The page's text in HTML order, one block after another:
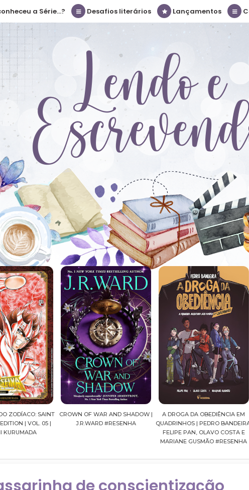
a Série...? Desafios literários Lançamentos
ZODÍACO: SAINT
| VOL. 05 |
CROWN OF WAR AND SHADOW |
J.R.WARD #RESENHA
A DROGA DA OBEDIÊNCIA EM
QUADRINHOS | PEDRO BANDEIRA,
FELIPE PAN, OLAVO COSTA E
MARIANE GUSMÃO #RESENHA